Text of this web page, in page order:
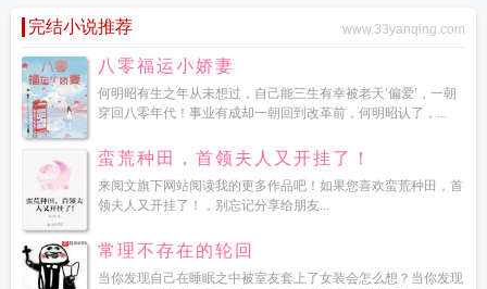
咬出一句：“我不信！”魔.蝎.小.说WWW.MOXIEXS.TOP
abo少爷他貌美如花
完结小说推荐 www.33yanqing.com
八零福运小娇妻
何明昭有生之年从未想过，自己能三生有幸被老天‘偏爱’，一朝
穿回八零年代！事业有成却一朝回到改革前，何明昭认了，...
蛮荒种田，首领夫人又开挂了！
来阅文旗下网站阅读我的更多作品吧！如果您喜欢蛮荒种田，首
领夫人又开挂了！，别忘记分享给朋友...
常理不存在的轮回
当你发现自己在睡眠之中被室友套上了女装会怎么想？当你发现